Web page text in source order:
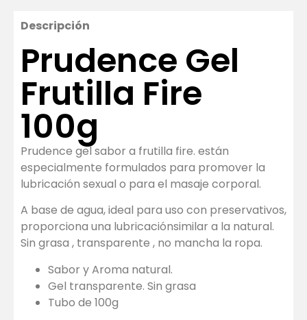
Descripción
Prudence Gel
Frutilla Fire
100g
Prudence gel sabor a frutilla fire. están
especialmente formulados para promover la
lubricación sexual o para el masaje corporal.
A base de agua, ideal para uso con preservativos,
proporciona una lubricaciónsimilar a la natural.
Sin grasa , transparente , no mancha la ropa.
Sabor y Aroma natural.
Gel transparente. Sin grasa
Tubo de 100g